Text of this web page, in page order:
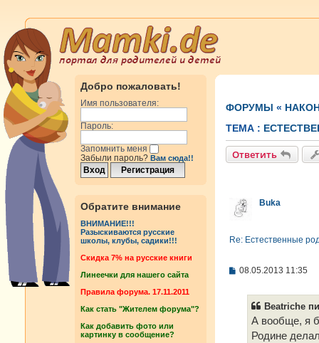
Добро пожаловать!
Имя пользователя:
Пароль:
Запомнить меня
Забыли пароль? Вам сюда!!
Обратите внимание
ВНИМАНИЕ!!!
Разыскиваются русские
школы, клубы, садики!!!
Cкидка 7% на русские книги
Линеечки для нашего сайта
Правила форума. 17.11.2011
Как стать "Жителем форума"?
Как добавить фото или
картинку в сообщение?
ФОРУМЫ «
ТЕМА :
Ответить
Buka
Re: Естественные
С
08.05.2013 11:35
Beatriche
А вообще, я
Родине